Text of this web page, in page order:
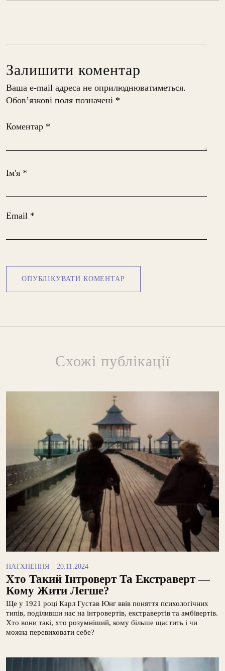
Залишити коментар
Ваша e-mail адреса не оприлюднюватиметься.
Обов’язкові поля позначені *
Коментар *
Ім'я *
Email *
Схожі публікації
НАТХНЕННЯ 20.11.2024
Хто Такий Інтроверт Та Екстраверт —
Кому Жити Легше?
Ще у 1921 році Карл Густав Юнг ввів поняття психологічних
типів, поділивши нас на інтровертів, екстравертів та амбівертів.
Хто вони такі, хто розумніший, кому більше щастить і чи
можна перевиховати себе?